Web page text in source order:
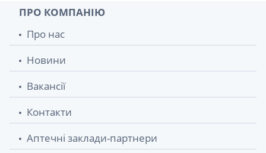
ПРО КОМПАНІЮ
Про нас
Новини
Вакансії
Контакти
Аптечні заклади-партнери